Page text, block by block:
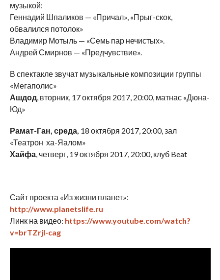
музыкой:
Геннадий Шпаликов — «Причал», «Прыг-скок,
обвалился потолок»
Владимир Мотыль — «Семь пар нечистых».
Андрей Смирнов — «Предчувствие».
В спектакле звучат музыкальные композиции группы
«Мегаполис»
Ашдод, вторник, 17 октября 2017, 20:00, матнас «Дюна-
Юд»
Рамат-Ган, среда, 18 октября 2017, 20:00, зал
«Театрон ха-Яалом»
Хайфа, четверг, 19 октября 2017, 20:00, клуб Beat
Сайт проекта «Из жизни планет»:
http://www.planetslife.ru
Линк на видео: https://www.youtube.com/watch?
v=brTZrjl-cag